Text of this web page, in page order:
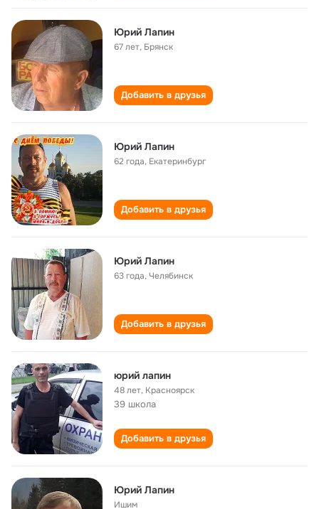
Юрий Лапин
67 лет, Брянск
Добавить в друзья
Юрий Лапин
62 года, Екатеринбург
Добавить в друзья
Юрий Лапин
63 года,Челябинск
Добавить в друзья
юрий лапин
48 лет, Красноярск
39 школа
Добавить в друзья
Юрий Лапин
Ишим